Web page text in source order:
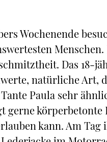
Wochenende
Das 18-
natürliche Art,
Paula sehr
gerne
kann. Am